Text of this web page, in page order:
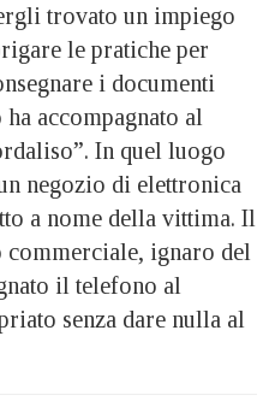
trovato un impiego
le pratiche per
i documenti
accompagnato al
In quel luogo
negozio di elettronica
a nome della vittima. Il
commerciale, ignaro del
il telefono al
senza dare nulla al